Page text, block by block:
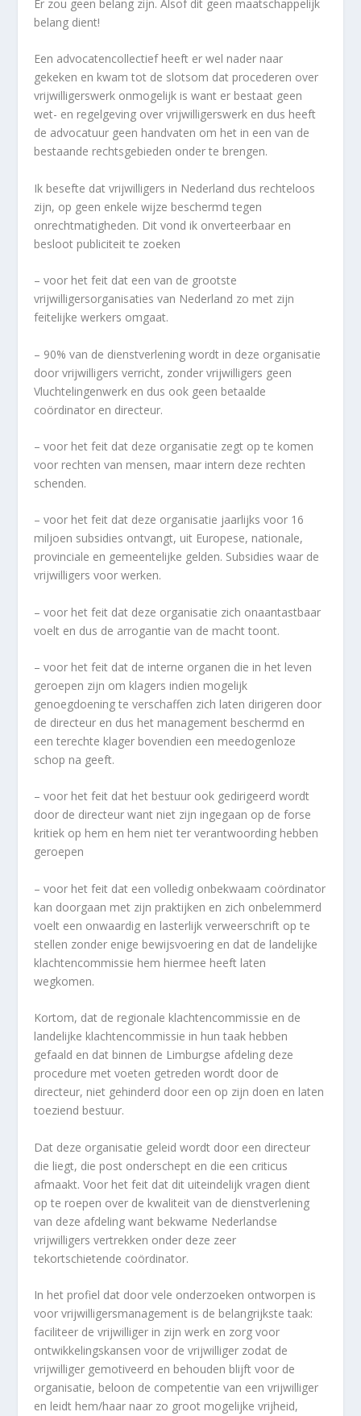
Er zou geen belang zijn. Alsof dit geen maatschappelijk
belang dient!
Een advocatencollectief heeft er wel nader naar
gekeken en kwam tot de slotsom dat procederen over
vrijwilligerswerk onmogelijk is want er bestaat geen
wet- en regelgeving over vrijwilligerswerk en dus heeft
de advocatuur geen handvaten om het in een van de
bestaande rechtsgebieden onder te brengen.
Ik besefte dat vrijwilligers in Nederland dus rechteloos
zijn, op geen enkele wijze beschermd tegen
onrechtmatigheden. Dit vond ik onverteerbaar en
besloot publiciteit te zoeken
– voor het feit dat een van de grootste
vrijwilligersorganisaties van Nederland zo met zijn
feitelijke werkers omgaat.
– 90% van de dienstverlening wordt in deze organisatie
door vrijwilligers verricht, zonder vrijwilligers geen
Vluchtelingenwerk en dus ook geen betaalde
coördinator en directeur.
– voor het feit dat deze organisatie zegt op te komen
voor rechten van mensen, maar intern deze rechten
schenden.
– voor het feit dat deze organisatie jaarlijks voor 16
miljoen subsidies ontvangt, uit Europese, nationale,
provinciale en gemeentelijke gelden. Subsidies waar de
vrijwilligers voor werken.
– voor het feit dat deze organisatie zich onaantastbaar
voelt en dus de arrogantie van de macht toont.
– voor het feit dat de interne organen die in het leven
geroepen zijn om klagers indien mogelijk
genoegdoening te verschaffen zich laten dirigeren door
de directeur en dus het management beschermd en
een terechte klager bovendien een meedogenloze
schop na geeft.
– voor het feit dat het bestuur ook gedirigeerd wordt
door de directeur want niet zijn ingegaan op de forse
kritiek op hem en hem niet ter verantwoording hebben
geroepen
– voor het feit dat een volledig onbekwaam coördinator
kan doorgaan met zijn praktijken en zich onbelemmerd
voelt een onwaardig en lasterlijk verweerschrift op te
stellen zonder enige bewijsvoering en dat de landelijke
klachtencommissie hem hiermee heeft laten
wegkomen.
Kortom, dat de regionale klachtencommissie en de
landelijke klachtencommissie in hun taak hebben
gefaald en dat binnen de Limburgse afdeling deze
procedure met voeten getreden wordt door de
directeur, niet gehinderd door een op zijn doen en laten
toeziend bestuur.
Dat deze organisatie geleid wordt door een directeur
die liegt, die post onderschept en die een criticus
afmaakt. Voor het feit dat dit uiteindelijk vragen dient
op te roepen over de kwaliteit van de dienstverlening
van deze afdeling want bekwame Nederlandse
vrijwilligers vertrekken onder deze zeer
tekortschietende coördinator.
In het profiel dat door vele onderzoeken ontworpen is
voor vrijwilligersmanagement is de belangrijkste taak:
faciliteer de vrijwilliger in zijn werk en zorg voor
ontwikkelingskansen voor de vrijwilliger zodat de
vrijwilliger gemotiveerd en behouden blijft voor de
organisatie, beloon de competentie van een vrijwilliger
en leidt hem/haar naar zo groot mogelijke vrijheid,